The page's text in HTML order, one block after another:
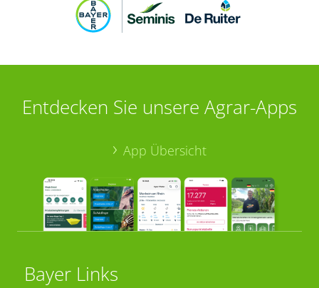
Entdecken Sie unsere Agrar-Apps
App Übersicht
Bayer Links